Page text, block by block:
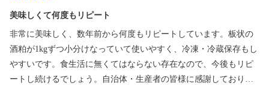
美味しくて何度もリピート
非常に美味しく、数年前から何度もリピートしています。板状の
酒粕が1kgずつ小分けなっていて使いやすく、冷凍・冷蔵保存もし
やすいです。食生活に無くてはならない存在なので、今後もリピ
ートし続けるでしょう。自治体・生産者の皆様に感謝しておりま